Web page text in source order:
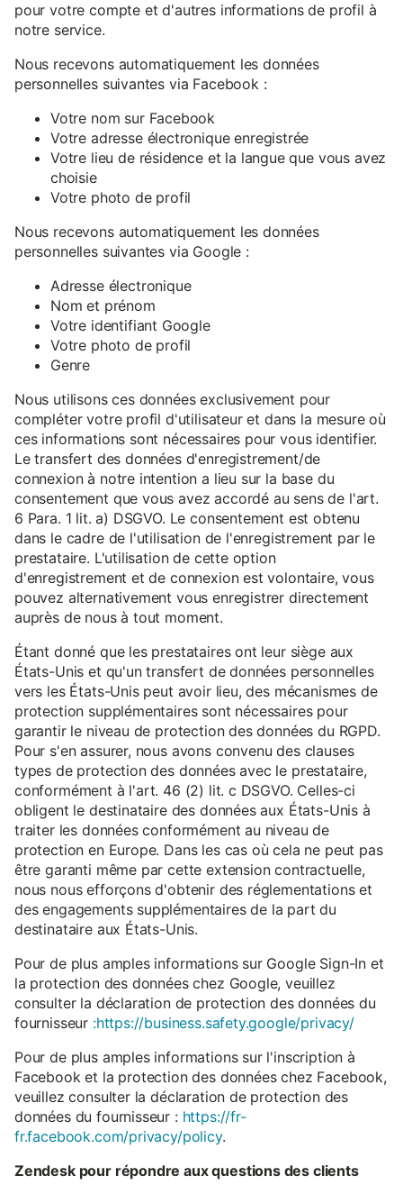
pour votre compte et d'autres informations de profil à
notre service.
Nous recevons automatiquement les données
personnelles suivantes via Facebook :
Votre nom sur Facebook
Votre adresse électronique enregistrée
Votre lieu de résidence et la langue que vous avez
choisie
Votre photo de profil
Nous recevons automatiquement les données
personnelles suivantes via Google :
Adresse électronique
Nom et prénom
Votre identifiant Google
Votre photo de profil
Genre
Nous utilisons ces données exclusivement pour
compléter votre profil d'utilisateur et dans la mesure où
ces informations sont nécessaires pour vous identifier.
Le transfert des données d'enregistrement/de
connexion à notre intention a lieu sur la base du
consentement que vous avez accordé au sens de l'art.
6 Para. 1 lit. a) DSGVO. Le consentement est obtenu
dans le cadre de l'utilisation de l'enregistrement par le
prestataire. L'utilisation de cette option
d'enregistrement et de connexion est volontaire, vous
pouvez alternativement vous enregistrer directement
auprès de nous à tout moment.
Étant donné que les prestataires ont leur siège aux
États-Unis et qu'un transfert de données personnelles
vers les États-Unis peut avoir lieu, des mécanismes de
protection supplémentaires sont nécessaires pour
garantir le niveau de protection des données du RGPD.
Pour s'en assurer, nous avons convenu des clauses
types de protection des données avec le prestataire,
conformément à l'art. 46 (2) lit. c DSGVO. Celles-ci
obligent le destinataire des données aux États-Unis à
traiter les données conformément au niveau de
protection en Europe. Dans les cas où cela ne peut pas
être garanti même par cette extension contractuelle,
nous nous efforçons d'obtenir des réglementations et
des engagements supplémentaires de la part du
destinataire aux États-Unis.
Pour de plus amples informations sur Google Sign-In et
la protection des données chez Google, veuillez
consulter la déclaration de protection des données du
fournisseur :https://business.safety.google/privacy/
Pour de plus amples informations sur l'inscription à
Facebook et la protection des données chez Facebook,
veuillez consulter la déclaration de protection des
données du fournisseur : https://fr-
fr.facebook.com/privacy/policy.
Zendesk pour répondre aux questions des clients